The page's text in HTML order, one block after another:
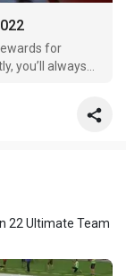
for
you’ll always
22 Ultimate Team